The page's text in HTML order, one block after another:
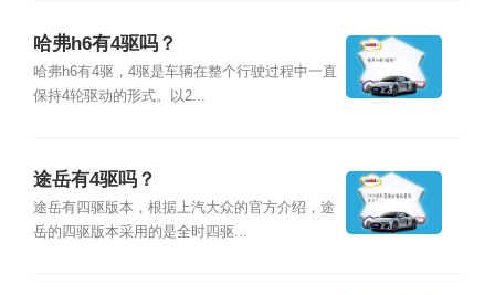
哈弗h6有4驱吗？
哈弗h6有4驱，4驱是车辆在整个行驶过程中一直
保持4轮驱动的形式。以2...
途岳有4驱吗？
途岳有四驱版本，根据上汽大众的官方介绍，途
岳的四驱版本采用的是全时四驱...